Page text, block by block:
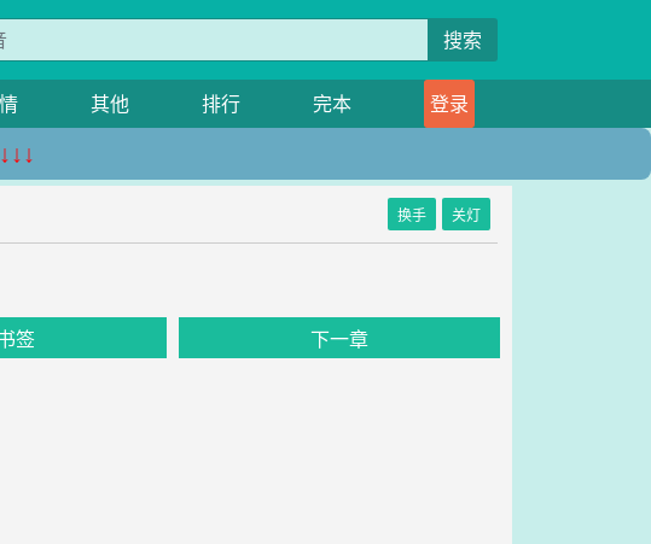
搜索
其他 排行 完本
登录
↓↓↓
换手 关灯
签 下一章